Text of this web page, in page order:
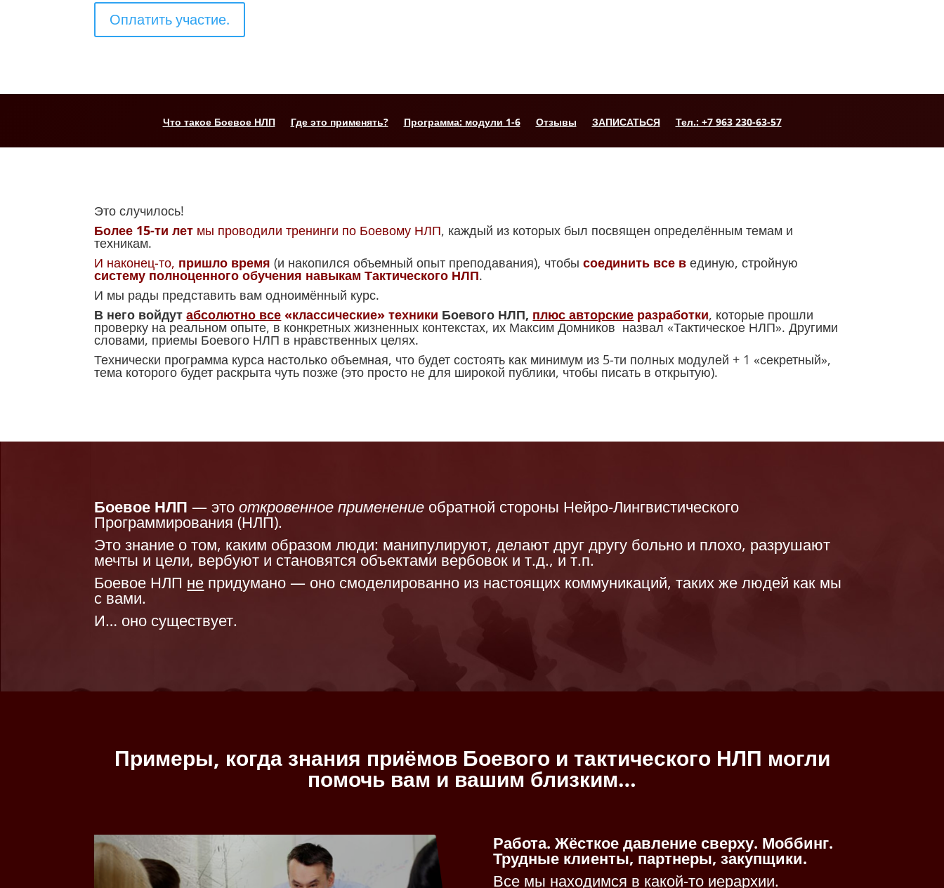
Оплатить участие.
Что такое Боевое НЛП Где это применять? Программа: модули 1-6 Отзывы ЗАПИСАТЬСЯ Тел.: +7 963 230-63-57
Это случилось!
Более 15-ти лет мы проводили тренинги по Боевому НЛП, каждый из которых был посвящен определённым темам и
техникам.
И наконец-то, пришло время (и накопился объемный опыт преподавания), чтобысоединить все в единую, стройную
систему полноценного обучения навыкам Тактического НЛП.
И мы рады представить вам одноимённый курс.
В него войдутабсолютно все «классические» техники Боевого НЛП, плюс авторские разработки, которые прошли
проверку на реальном опыте, в конкретных жизненных контекстах, их Максим Домников назвал «Тактическое НЛП». Другими
словами, приемы Боевого НЛП в нравственных целях.
Технически программа курса настолько объемная, что будет состоять как минимум из 5-ти полных модулей + 1 «секретный»,
тема которого будет раскрыта чуть позже (это просто не для широкой публики, чтобы писать в открытую).
Боевое НЛП — этооткровенное применение обратной стороны Нейро-Лингвистического
Программирования (НЛП).
Это знание о том, каким образом люди: манипулируют, делают друг другу больно и плохо, разрушают
мечты и цели, вербуют и становятся объектами вербовок и т.д., и т.п.
Боевое НЛП не придумано — оно смоделированно из настоящих коммуникаций, таких же людей как мы
с вами.
И… оно существует.
Примеры, когда знания приёмов Боевого и тактического НЛП могли
помочь вам и вашим близким…
Работа. Жёсткое давление сверху. Моббинг.
Трудные клиенты, партнеры, закупщики.
Все мы находимся в какой-то иерархии.